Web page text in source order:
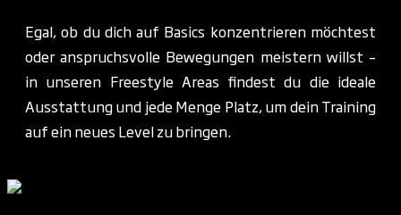
Egal, ob du dich auf Basics konzentrieren möchtest
oder anspruchsvolle Bewegungen meistern willst –
in unseren Freestyle Areas findest du die ideale
Ausstattung und jede Menge Platz, um dein Training
auf ein neues Level zu bringen.